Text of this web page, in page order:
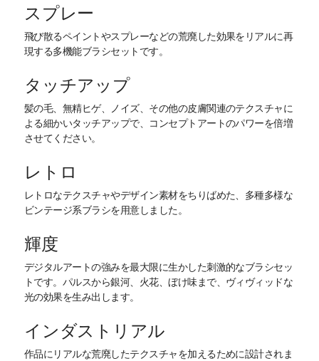
スプレー
飛び散るペイントやスプレーなどの荒廃した効果をリアルに再
現する多機能ブラシセットです。
タッチアップ
髪の毛、無精ヒゲ、ノイズ、その他の皮膚関連のテクスチャに
よる細かいタッチアップで、コンセプトアートのパワーを倍増
させてください。
レトロ
レトロなテクスチャやデザイン素材をちりばめた、多種多様な
ビンテージ系ブラシを用意しました。
輝度
デジタルアートの強みを最大限に生かした刺激的なブラシセッ
トです。パルスから銀河、火花、ぼけ味まで、ヴィヴィッドな
光の効果を生み出します。
インダストリアル
作品にリアルな荒廃したテクスチャを加えるために設計されま